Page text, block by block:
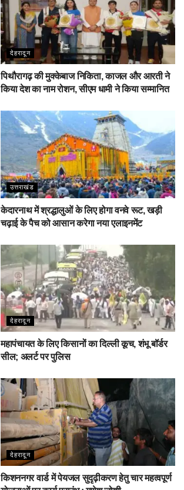
देहरादून
पिथौरागढ़ की मुक्केबाज निकिता, काजल और आरती ने
किया देश का नाम रोशन, सीएम धामी ने किया सम्मानित
उत्तराखंड
केदारनाथ में श्रद्धालुओं के लिए होगा वनवे रूट, खड़ी
चढ़ाई के पैच को आसान करेगा नया एलाइनमेंट
देहरादून
महापंचायत के लिए किसानों का दिल्ली कूच, शंभू बॉर्डर
सील; अलर्ट पर पुलिस
देहरादून
किशननगर वार्ड में पेयजल सुदृढ़ीकरण हेतु चार महत्वपूर्ण